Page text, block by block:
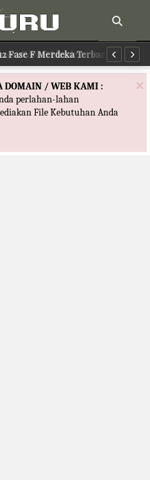
Fase F Merdeka Terbaru
×
DOMAIN / WEB KAMI :
perlahan-lahan
File Kebutuhan Anda